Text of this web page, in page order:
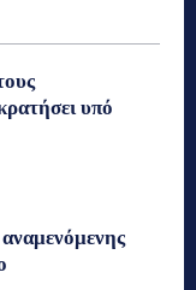
υπό